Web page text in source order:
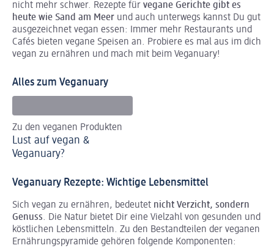
nicht mehr schwer. Rezepte für vegane Gerichte gibt es
heute wie Sand am Meer und auch unterwegs kannst Du gut
ausgezeichnet vegan essen: Immer mehr Restaurants und
Cafés bieten vegane Speisen an. Probiere es mal aus im dich
vegan zu ernähren und mach mit beim Veganuary!
Alles zum Veganuary
Zu den veganen Produkten
Lust auf vegan &
Veganuary?
Veganuary Rezepte: Wichtige Lebensmittel
Sich vegan zu ernähren, bedeutet nicht Verzicht, sondern
Genuss. Die Natur bietet Dir eine Vielzahl von gesunden und
köstlichen Lebensmitteln. Zu den Bestandteilen der veganen
Ernährungspyramide gehören folgende Komponenten: